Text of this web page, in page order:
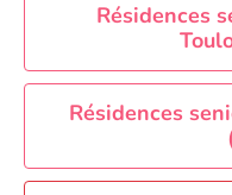
Aide à domicile
Aide à domicile
Aide à domicile
Aide à domicile
Recherche par ville
Résidences
Résidences